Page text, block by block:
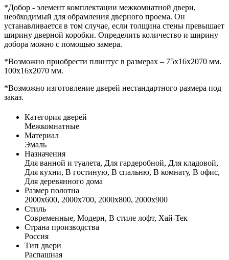
*Добор - элемент комплектации межкомнатной двери,
необходимый для обрамления дверного проема. Он
устанавливается в том случае, если толщина стены превышает
ширину дверной коробки. Определить количество и ширину
добора можно с помощью замера.
*Возможно приобрести плинтус в размерах – 75x16x2070 мм.
100x16x2070 мм.
*Возможно изготовление дверей нестандартного размера под
заказ.
Категория дверей
Межкомнатные
Материал
Эмаль
Назначения
Для ванной и туалета, Для гардеробной, Для кладовой,
Для кухни, В гостиную, В спальню, В комнату, В офис,
Для деревянного дома
Размер полотна
2000х600, 2000х700, 2000х800, 2000х900
Стиль
Современные, Модерн, В стиле лофт, Хай-Тек
Страна производства
Россия
Тип двери
Распашная